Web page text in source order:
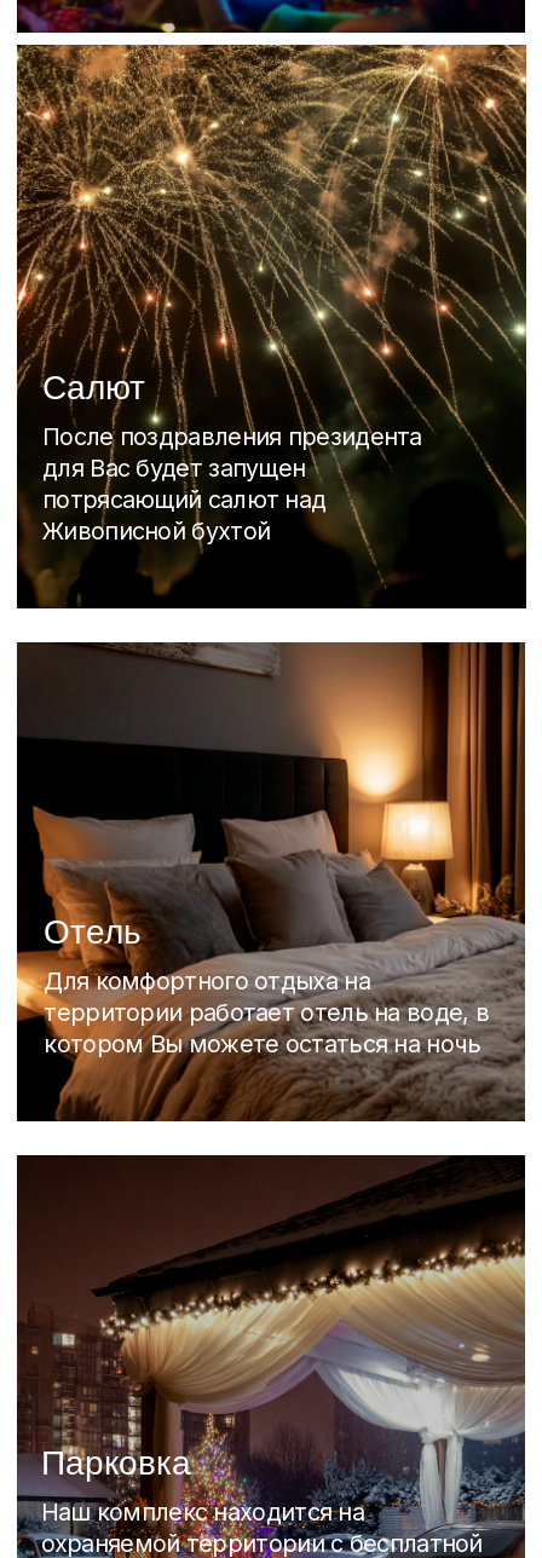
ночь
Как это было
в 2025
Вспомним потрясающий Новый 2025 год!
Мы собрали более 300 гостей на ярком и
фееричном празднике.
Живая музыка, зажигательные аниматоры
и выступления музыкальных групп
создали атмосферу настоящего веселья.
Убедитесь сами – смотрите наш
фототчет!